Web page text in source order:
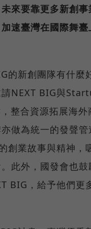
來要靠更多新創
速臺灣在國際舞
的新創團隊有什麼
請NEXT BIG與
整合資源拓展海外
做為統一的發聲
創業故事與精神，
此外，國發會也
BIG，給予他們更